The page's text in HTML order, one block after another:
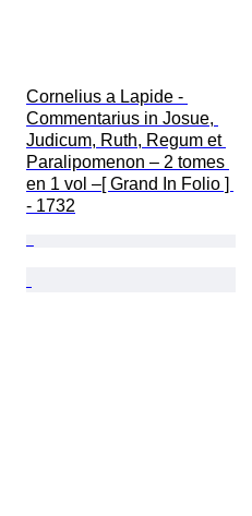
Cornelius a Lapide -
Commentarius in Josue,
Judicum, Ruth, Regum et
Paralipomenon – 2 tomes
en 1 vol –[ Grand In Folio ]
- 1732